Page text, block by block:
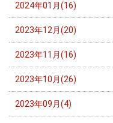
2024年01月(16)
2023年12月(20)
2023年11月(16)
2023年10月(26)
2023年09月(4)